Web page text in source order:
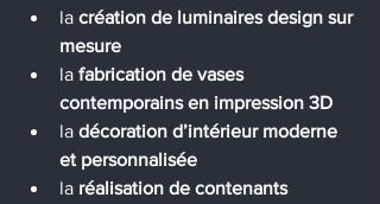
la création de luminaires design sur
mesure
la fabrication de vases
contemporains en impression 3D
la décoration d’intérieur moderne
et personnalisée
la réalisation de contenants